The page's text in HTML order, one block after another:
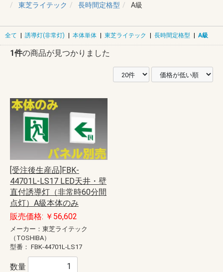
東芝ライテック
長時間定格型 A級
全て | 誘導灯(非常灯) | 本体単体 | 東芝ライテック | 長時間定格型 | A級
1件の商品が見つかりました
[受注後生産品]FBK-
44701L-LS17 LED天井・壁
直付誘導灯（非常時60分間
点灯）A級本体のみ
販売価格: ￥56,602
メーカー：東芝ライテック
（TOSHIBA）
型番： FBK-44701L-LS17
数量